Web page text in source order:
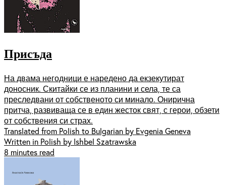
Присъда
На двама негодници е наредено да екзекутират
доносник. Скитайки се из планини и села, те са
преследвани от собственото си минало. Онирична
притча, развиваща се в един жесток свят, с герои, обзети
от собствения си страх.
Translated from Polish to Bulgarian by Evgenia Geneva
Written in Polish by Ishbel Szatrawska
8 minutes read